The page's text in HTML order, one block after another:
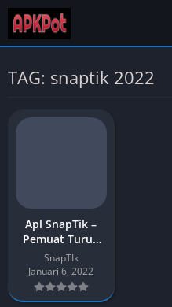
TAG: snaptik 2022
Apl SnapTik –
Pemuat Turun
Video TikTok
Tanpa Tera Air |
APK untuk
Android
SnapTIk
Januari 6, 2022